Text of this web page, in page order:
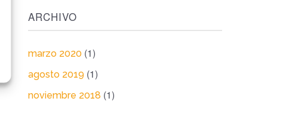
ARCHIVO
marzo 2020 (1)
agosto 2019 (1)
noviembre 2018 (1)